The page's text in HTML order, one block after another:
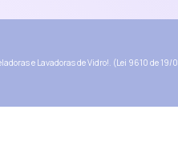
e Lavadoras de Vidro!. (Lei 9610 de 19/